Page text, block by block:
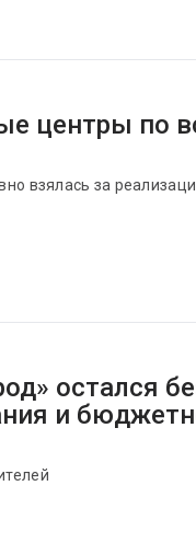
центры по
взялась за
остался
и